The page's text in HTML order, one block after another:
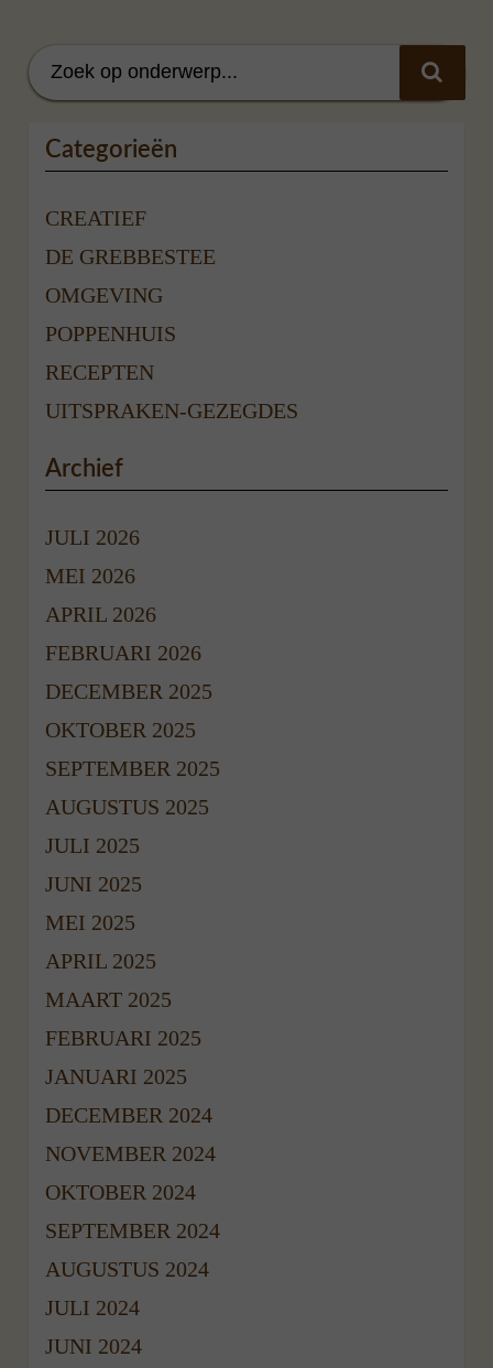
Categorieën
CREATIEF
DE GREBBESTEE
OMGEVING
POPPENHUIS
RECEPTEN
UITSPRAKEN-GEZEGDES
Archief
JULI 2026
MEI 2026
APRIL 2026
FEBRUARI 2026
DECEMBER 2025
OKTOBER 2025
SEPTEMBER 2025
AUGUSTUS 2025
JULI 2025
JUNI 2025
MEI 2025
APRIL 2025
MAART 2025
FEBRUARI 2025
JANUARI 2025
DECEMBER 2024
NOVEMBER 2024
OKTOBER 2024
SEPTEMBER 2024
AUGUSTUS 2024
JULI 2024
JUNI 2024